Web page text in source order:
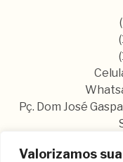
Valorizamos
Pç. Dom José